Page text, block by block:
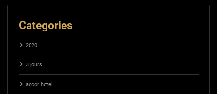
Categories
2020
3 jours
accor hotel